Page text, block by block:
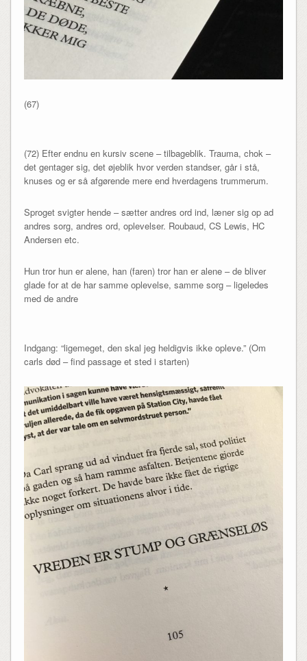
(67)
(72) Efter endnu en kursiv scene – tilbageblik. Trauma, chok –
det gentager sig, det øjeblik hvor verden standser, går i stå,
knuses og er så afgørende mere end hverdagens trummerum.
Sproget svigter hende – sætter andres ord ind, læner sig op ad
andres sorg, andres ord, oplevelser. Roubaud, CS Lewis, HC
Andersen etc.
Hun tror hun er alene, han (faren) tror han er alene – de bliver
glade for at de har samme oplevelse, samme sorg – ligeledes
med de andre
Indgang: “ligemeget, den skal jeg heldigvis ikke opleve.” (Om
carls død – find passage et sted i starten)